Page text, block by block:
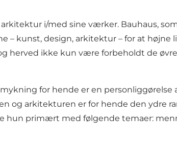
i/med sine værker. Bauhaus,
kunst, design, arkitektur – for at højne
herved ikke kun være forbeholdt de
for hende er en
og arkitekturen er for hende den ydre
hun primært med følgende temaer: